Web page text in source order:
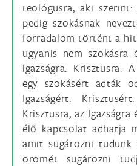
teológusra, aki szerint:
pedig szokásnak
forradalom történt a hit
ugyanis nem
igazságra: Krisztusra.
egy szokásért adták
Igazságért:
Krisztusra, az
élő kapcsolat adhatja
amit sugározni
örömét sugározni